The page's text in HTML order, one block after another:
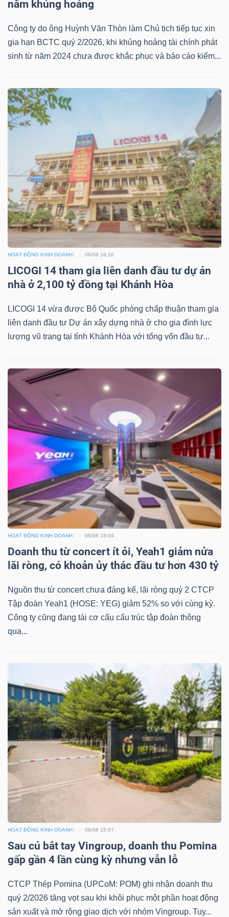
năm khủng hoảng
Công ty do ông Huỳnh Văn Thòn làm Chủ tịch tiếp tục xin
gia hạn BCTC quý 2/2026, khi khủng hoảng tài chính phát
sinh từ năm 2024 chưa được khắc phục và báo cáo kiểm...
HOẠT ĐỘNG KINH DOANH 06/08 18:10
LICOGI 14 tham gia liên danh đầu tư dự án
nhà ở 2,100 tỷ đồng tại Khánh Hòa
LICOGI 14 vừa được Bộ Quốc phòng chấp thuận tham gia
liên danh đầu tư Dự án xây dựng nhà ở cho gia đình lực
lượng vũ trang tại tỉnh Khánh Hòa với tổng vốn đầu tư...
HOẠT ĐỘNG KINH DOANH 06/08 18:04
Doanh thu từ concert ít ỏi, Yeah1 giảm nửa
lãi ròng, có khoản ủy thác đầu tư hơn 430 tỷ
Nguồn thu từ concert chưa đáng kể, lãi ròng quý 2 CTCP
Tập đoàn Yeah1 (HOSE: YEG) giảm 52% so với cùng kỳ.
Công ty cũng đang tái cơ cấu cấu trúc tập đoàn thông
qua...
HOẠT ĐỘNG KINH DOANH 06/08 15:07
Sau cú bắt tay Vingroup, doanh thu Pomina
gấp gần 4 lần cùng kỳ nhưng vẫn lỗ
CTCP Thép Pomina (UPCoM: POM) ghi nhận doanh thu
quý 2/2026 tăng vọt sau khi khôi phục một phần hoạt động
sản xuất và mở rộng giao dịch với nhóm Vingroup. Tuy...
viết
của
tác
(-)
Báo
Thuật
ngữ
Dịch
(-)
Sách
Công
cụ
đầu
tư
Dữ
liệu
tài
chính